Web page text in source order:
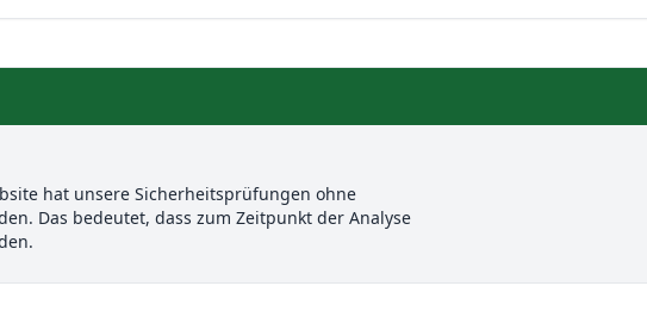
hat unsere Sicherheitsprüfungen ohne
Das bedeutet, dass zum Zeitpunkt der Analyse